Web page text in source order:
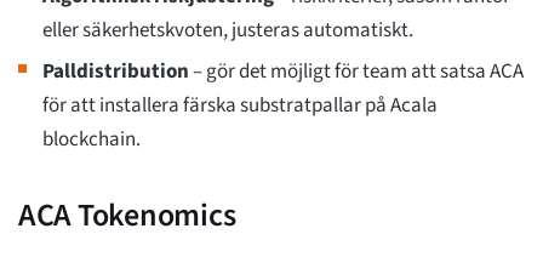
eller säkerhetskvoten, justeras automatiskt.
Palldistribution– gör det möjligt för team att satsa ACA
för att installera färska substratpallar på Acala
blockchain.
ACA Tokenomics